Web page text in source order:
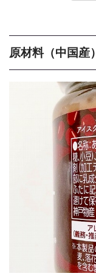
原材料（中国産）